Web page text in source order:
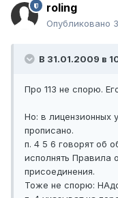
roling
Опубликовано
В 31.01.2009 в
Про 113 не спорю.
Но: в лицензионных
прописано.
п. 4 5 6 говорят об
исполнять Правила
присоединения.
Тоже не спорю: